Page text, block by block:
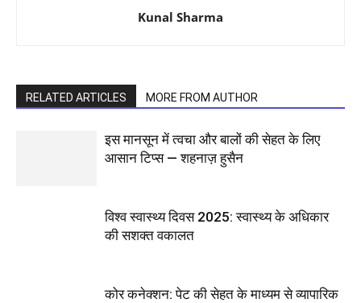
Kunal Sharma
RELATED ARTICLES MORE FROM AUTHOR
इस मानसून में त्वचा और बालों की सेहत के लिए
आसान टिप्स — शहनाज़ हुसैन
विश्व स्वास्थ्य दिवस 2025: स्वास्थ्य के अधिकार
की सशक्त वकालत
कोर कनेक्शन: पेट की सेहत के माध्यम से व्यापारिक